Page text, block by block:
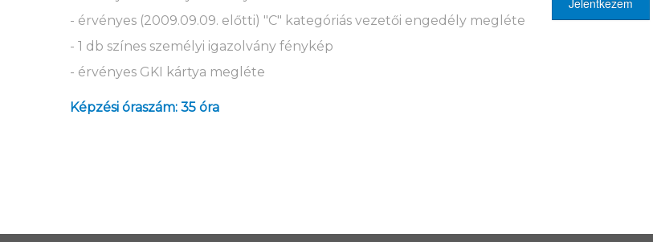
- érvényes (2009.09.09. előtti) "C" kategóriás vezetői engedély megléte
- 1 db színes személyi igazolvány fénykép
- érvényes GKI kártya megléte
Képzési óraszám: 35 óra
Jelentkezem